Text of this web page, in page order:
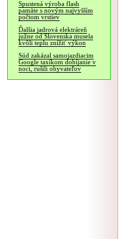
Spustená výroba flash
pamäte s novým najvyšším
počtom vrstiev
Ďalšia jadrová elektráreň
južne od Slovenska musela
kvôli teplu znížiť výkon
Súd zakázal samojazdiacim
Google taxíkom dobíjanie v
noci, rušili obyvateľov